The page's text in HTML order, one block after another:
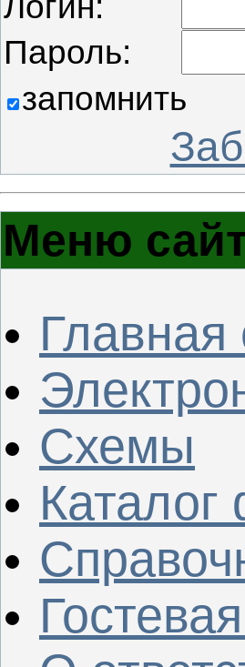
Пароль:
запомнить
Меню
Главная
Схемы